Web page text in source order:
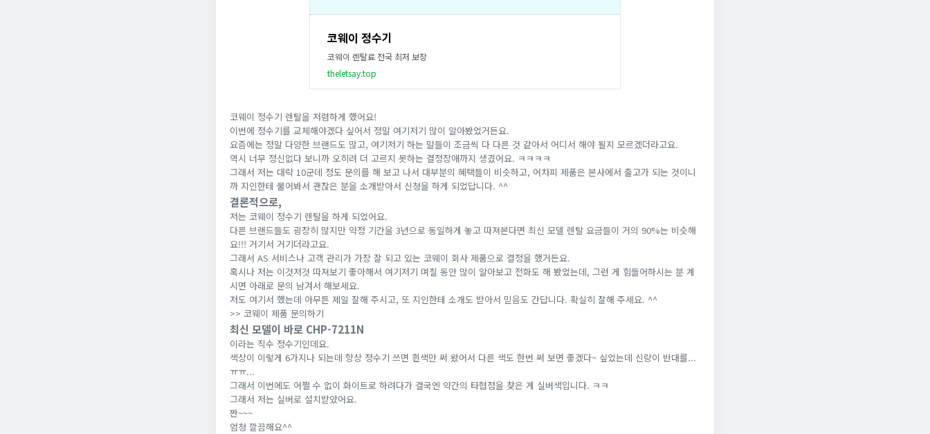
코웨이 정수기
코웨이 렌탈료 전국 최저 보장
theletsay.top
코웨이 정수기 렌탈을 저렴하게 했어요!
이번에 정수기를 교체해야겠다 싶어서 정말 여기저기 많이 알아봤었거든요.
요즘에는 정말 다양한 브랜드도 많고, 여기저기 하는 말들이 조금씩 다 다른 것 같아서 어디서 해야 될지 모르겠더라고요.
역시 너무 정신없다 보니까 오히려 더 고르지 못하는 결정장애까지 생겼어요. ㅋㅋㅋㅋ
그래서 저는 대략 10군데 정도 문의를 해 보고 나서 대부분의 혜택들이 비슷하고, 어차피 제품은 본사에서 출고가 되는 것이니
까 지인한테 물어봐서 괜찮은 분을 소개받아서 신청을 하게 되었답니다. ^^
결론적으로,
저는 코웨이 정수기 렌탈을 하게 되었어요.
다른 브랜드들도 굉장히 많지만 약정 기간을 3년으로 동일하게 놓고 따져본다면 최신 모델 렌탈 요금들이 거의 90%는 비슷해
요!!! 거기서 거기더라고요.
그래서 AS 서비스나 고객 관리가 가장 잘 되고 있는 코웨이 회사 제품으로 결정을 했거든요.
혹시나 저는 이것저것 따져보기 좋아해서 여기저기 며칠 동안 많이 알아보고 전화도 해 봤었는데, 그런 게 힘들어하시는 분 계
시면 아래로 문의 남겨서 해보세요.
저도 여기서 했는데 아무튼 제일 잘해 주시고, 또 지인한테 소개도 받아서 믿음도 간답니다. 확실히 잘해 주세요. ^^
>> 코웨이 제품 문의하기
최신 모델이 바로 CHP-7211N
이라는 직수 정수기인데요.
색상이 이렇게 6가지나 되는데 항상 정수기 쓰면 흰색만 써 왔어서 다른 색도 한번 써 보면 좋겠다~ 싶었는데 신랑이 반대를...
ㅠㅠ...
그래서 이번에도 어쩔 수 없이 화이트로 하려다가 결국엔 약간의 타협점을 찾은 게 실버색입니다. ㅋㅋ
그래서 저는 실버로 설치받았어요.
짠~~~
엄청 깔끔해요^^